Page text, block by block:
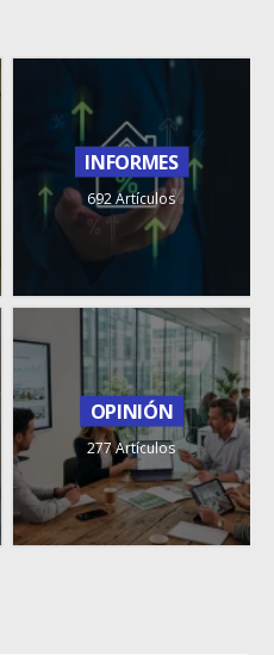
INFORMES
692 Artículos
OPINIÓN
277 Artículos